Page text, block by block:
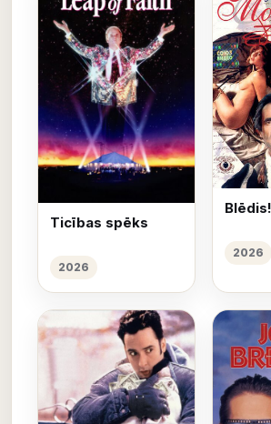
Ticības spēks
2026
Blēdis!
2026